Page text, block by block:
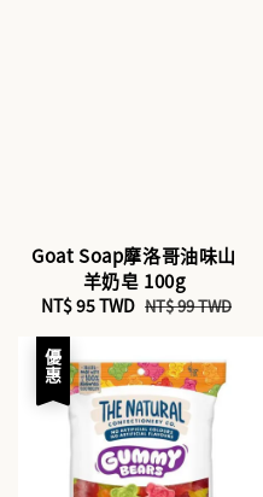
Goat Soap摩洛哥油味山
羊奶皂 100g
Sale
price
NT$ 95 TWD Regular
NT$ 99 TWD
優惠